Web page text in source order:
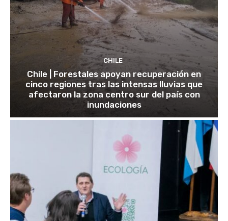
CHILE
Chile | Forestales apoyan recuperación en
cinco regiones tras las intensas lluvias que
afectaron la zona centro sur del país con
inundaciones